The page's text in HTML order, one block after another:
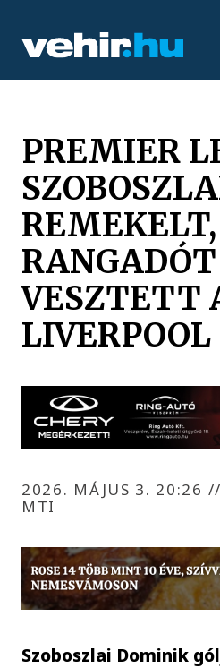
PREMIER
RANGADÓT
VESZTETT
LIVERPOOL
2026. MÁJUS 3. 20:26 //
MTI
Szoboszlai Dominik